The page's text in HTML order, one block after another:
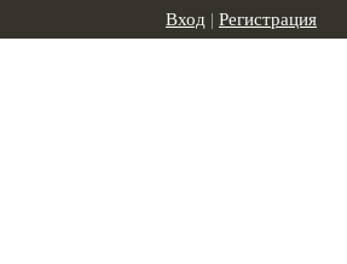
Вход | Регистрация